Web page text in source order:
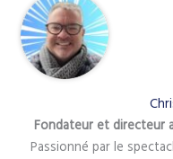
Fondateur et directeur
Passionné par le